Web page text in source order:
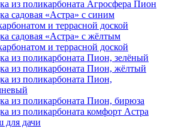
из поликарбоната Агросфера Пион
садовая «Астра» с синим
и террасной доской
садовая «Астра» с жёлтым
и террасной доской
из поликарбоната Пион, зелёный
из поликарбоната Пион, жёлтый
из поликарбоната Пион,
из поликарбоната Пион, бирюза
из поликарбоната комфорт Астра
для дачи